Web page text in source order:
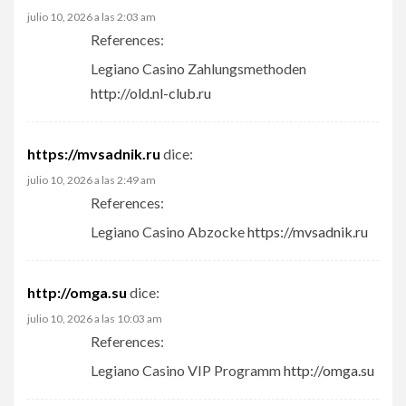
julio 10, 2026 a las 2:03 am
References:
Legiano Casino Zahlungsmethoden
http://old.nl-club.ru
https://mvsadnik.ru dice:
julio 10, 2026 a las 2:49 am
References:
Legiano Casino Abzockehttps://mvsadnik.ru
http://omga.su dice:
julio 10, 2026 a las 10:03 am
References:
Legiano Casino VIP Programmhttp://omga.su